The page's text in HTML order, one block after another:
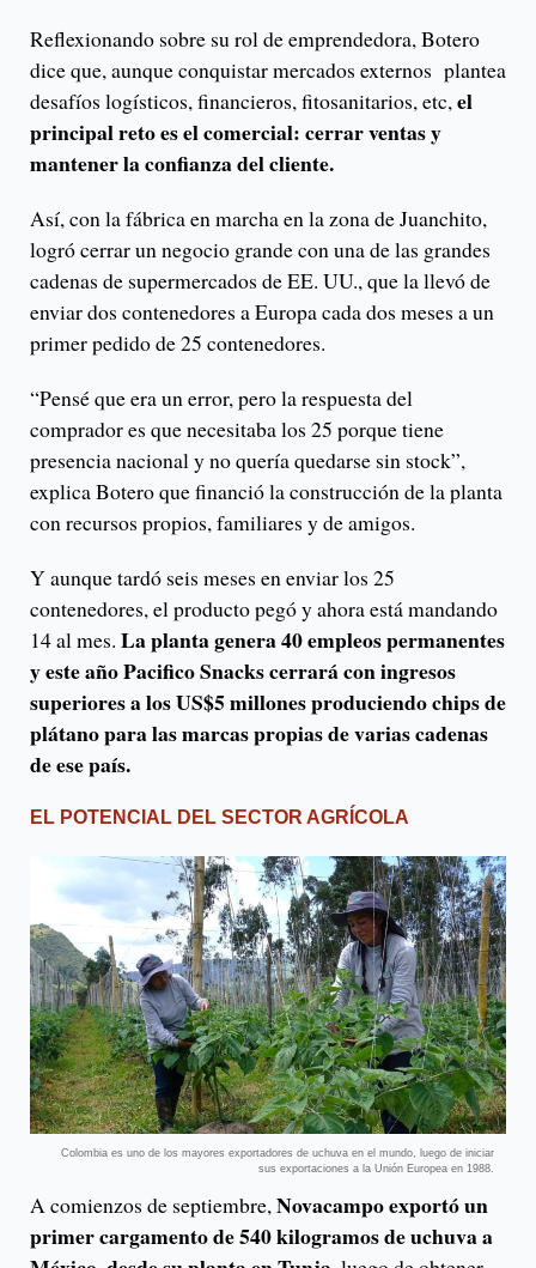
Reflexionando sobre su rol de emprendedora, Botero
dice que, aunque conquistar mercados externos plantea
desafíos logísticos, financieros, fitosanitarios, etc,el
principal reto es el comercial: cerrar ventas y
mantener la confianza del cliente.
Así, con la fábrica en marcha en la zona de Juanchito,
logró cerrar un negocio grande con una de las grandes
cadenas de supermercados de EE. UU., que la llevó de
enviar dos contenedores a Europa cada dos meses a un
primer pedido de 25 contenedores.
“Pensé que era un error, pero la respuesta del
comprador es que necesitaba los 25 porque tiene
presencia nacional y no quería quedarse sin stock”,
explica Botero que financió la construcción de la planta
con recursos propios, familiares y de amigos.
Y aunque tardó seis meses en enviar los 25
contenedores, el producto pegó y ahora está mandando
14 al mes. La planta genera 40 empleos permanentes
y este año Pacifico Snacks cerrará con ingresos
superiores a los US$5 millonesproduciendo chips de
plátano para las marcas propias de varias cadenas
de ese país.
EL POTENCIAL DEL SECTOR AGRÍCOLA
Colombia es uno de los mayores exportadores de uchuva en el mundo, luego de iniciar
sus exportaciones a la Unión Europea en 1988.
A comienzos de septiembre,Novacampo exportó un
primer cargamento de 540 kilogramos de uchuva a